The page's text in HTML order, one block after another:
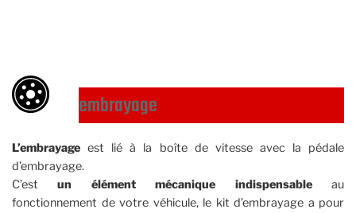
embrayage
L’embrayage est lié à la boîte de vitesse avec la pédale
d’embrayage.
C’estun élément mécanique indispensableau
fonctionnement de votre véhicule, le kit d’embrayage a pour